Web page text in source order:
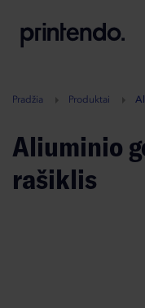
A
Pradžia Produktai
Aliuminio gelio rutulinis
rašiklis